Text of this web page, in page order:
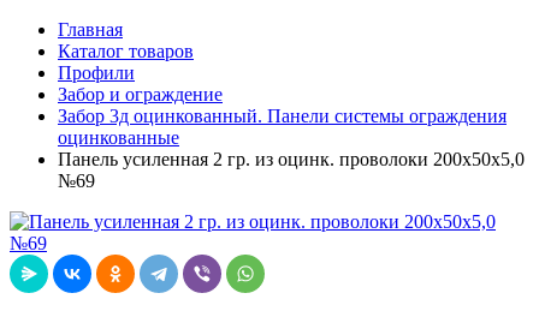
Главная
Каталог товаров
Профили
Забор и ограждение
Забор 3д оцинкованный. Панели системы ограждения
оцинкованные
Панель усиленная 2 гр. из оцинк. проволоки 200х50х5,0
№69